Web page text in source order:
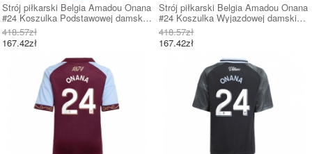
Strój piłkarski Belgia Amadou Onana
#24 Koszulka Podstawowej damskie
MŚ 2026 Krótki Rękaw
418.57zł
167.42zł
Strój piłkarski Belgia Amadou Onana
#24 Koszulka Wyjazdowej damskie
MŚ 2026 Krótki Rękaw
418.57zł
167.42zł